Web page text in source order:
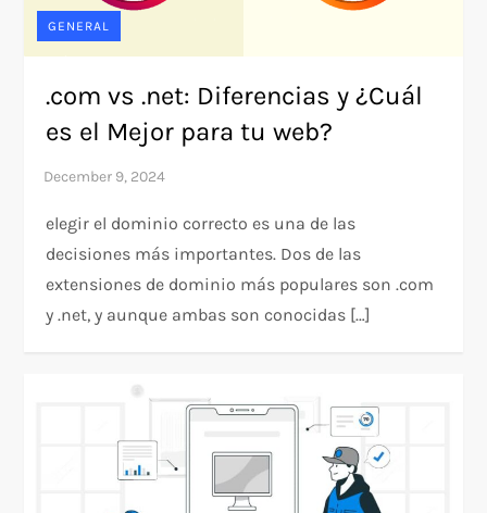
GENERAL
.com vs .net: Diferencias y ¿Cuál
es el Mejor para tu web?
elegir el dominio correcto es una de las
decisiones más importantes. Dos de las
extensiones de dominio más populares son .com
y .net, y aunque ambas son conocidas […]